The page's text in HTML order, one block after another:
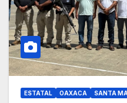
ESTATAL OAXACA SANTA